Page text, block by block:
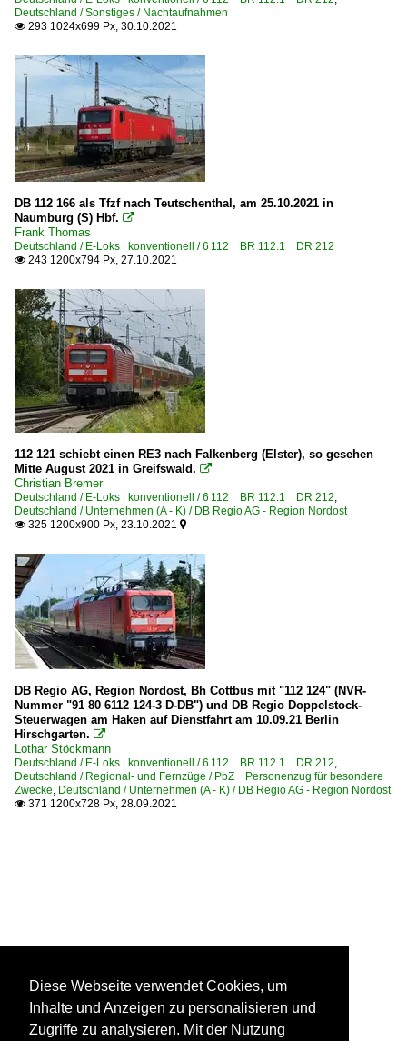
Deutschland / Sonstiges / Nachtaufnahmen
 293 1024x699 Px, 30.10.2021
DB 112 166 als Tfzf nach Teutschenthal, am 25.10.2021 in
Naumburg (S) Hbf. 
Frank Thomas
Deutschland / E-Loks | konventionell / 6 112 BR 112.1 DR 212
 243 1200x794 Px, 27.10.2021
112 121 schiebt einen RE3 nach Falkenberg (Elster), so gesehen
Mitte August 2021 in Greifswald. 
Christian Bremer
Deutschland / E-Loks | konventionell / 6 112 BR 112.1 DR 212
Deutschland / Unternehmen (A - K) / DB Regio AG - Region Nordost
 325 1200x900 Px, 23.10.2021 
DB Regio AG, Region Nordost, Bh Cottbus mit "112 124" (NVR-
Nummer "91 80 6112 124-3 D-DB") und DB Regio Doppelstock-
Steuerwagen am Haken auf Dienstfahrt am 10.09.21 Berlin
Hirschgarten. 
Lothar Stöckmann
Deutschland / E-Loks | konventionell / 6 112 BR 112.1 DR 212
Deutschland / Regional- und Fernzüge / PbZ Personenzug für besondere
Zwecke Deutschland / Unternehmen (A - K) / DB Regio AG - Region Nordost
 371 1200x728 Px, 28.09.2021
Diese Webseite verwendet Cookies, um
Inhalte und Anzeigen zu personalisieren und
Zugriffe zu analysieren. Mit der Nutzung